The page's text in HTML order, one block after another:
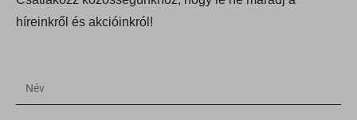
híreinkről és akcióinkról!